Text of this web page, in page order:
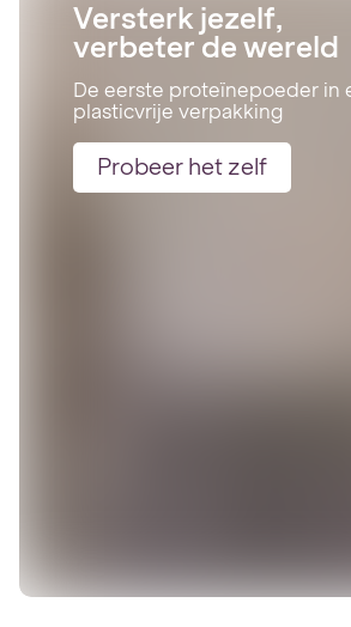
Versterk jezelf,
verbeter de wereld
De eerste proteïnepoeder in
plasticvrije verpakking
Probeer het zelf